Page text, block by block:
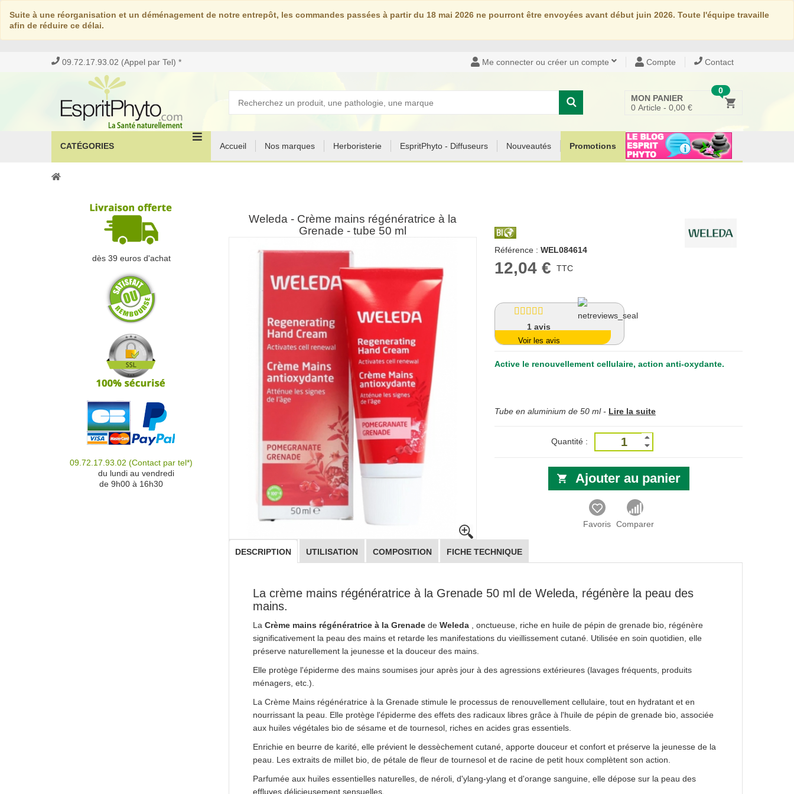
Suite à une réorganisation et un déménagement de notre entrepôt, les commandes passées à partir du 18 mai 2026 ne pourront être envoyées avant début juin 2026. Toute l'équipe travaille
afin de réduire ce délai.
09.72.17.93.02 (Appel par Tel) * Me connecter ou créer un compte Compte Contact
0
MON PANIER
0 Article - 0,00 €
CATÉGORIES Accueil Nos marques Herboristerie EspritPhyto - Diffuseurs Nouveautés Promotions
Weleda - Crème mains régénératrice à la
Grenade - tube 50 ml
Référence : WEL084614
12,04 € TTC
1avis
Voir les avis
Active le renouvellement cellulaire, action anti-oxydante.
Tube en aluminium de 50 ml - Lire la suite
Quantité :
Ajouter au panier
Favoris Comparer
DESCRIPTION UTILISATION COMPOSITION FICHE TECHNIQUE
La crème mains régénératrice à la Grenade 50 ml de Weleda, régénère la peau des
mains.
La Crème mains régénératrice à la Grenade de Weleda
, onctueuse, riche en huile de pépin de grenade bio, régénère
significativement la peau des mains et retarde les manifestations du vieillissement cutané. Utilisée en soin quotidien, elle
préserve naturellement la jeunesse et la douceur des mains.
Elle protège l'épiderme des mains soumises jour après jour à des agressions extérieures (lavages fréquents, produits
ménagers, etc.).
La Crème Mains régénératrice à la Grenade stimule le processus de renouvellement cellulaire, tout en hydratant et en
nourrissant la peau. Elle protège l'épiderme des effets des radicaux libres grâce à l'huile de pépin de grenade bio, associée
aux huiles végétales bio de sésame et de tournesol, riches en acides gras essentiels.
Enrichie en beurre de karité, elle prévient le dessèchement cutané, apporte douceur et confort et préserve la jeunesse de la
peau. Les extraits de millet bio, de pétale de fleur de tournesol et de racine de petit houx complètent son action.
Parfumée aux huiles essentielles naturelles, de néroli, d'ylang-ylang et d'orange sanguine, elle dépose sur la peau des
effluves délicieusement sensuelles.
dès 39 euros d'achat
09.72.17.93.02 (Contact par tel*)
du lundi au vendredi
de 9h00 à 16h30